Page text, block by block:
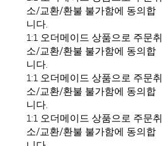
소/교환/환불 불가함에 동의합
니다.
1:1 오더메이드 상품으로 주문취
소/교환/환불 불가함에 동의합
니다.
1:1 오더메이드 상품으로 주문취
소/교환/환불 불가함에 동의합
니다.
1:1 오더메이드 상품으로 주문취
소/교환/환불 불가함에 동의합